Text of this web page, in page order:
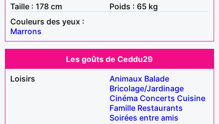
Taille : 178 cm
Poids : 65 kg
Couleurs des yeux :
Marrons
Les goûts de Ceddu29
Loisirs
Animaux Balade
Bricolage/Jardinage
Cinéma Concerts Cuisine
Famille Restaurants
Soirées entre amis